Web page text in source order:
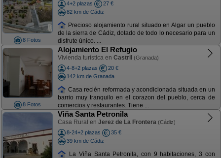
8 Fotos
4+2 plazas
27 €
82 km de Cádiz
Precioso alojamiento rural situado en Algar un pueblo
de la sierra de Cádiz, dotado de todo lo necesario para un
disfrute único. ...
8 Fotos
Alojamiento El Refugio
Vivienda turística en Castril (Granada)
4-8+2 plazas
20 €
142 km de Granada
Casa recién reformada y acondicionada situada en un
barrio muy tranquilo en el corazon del pueblo, cerca de
comercios y restaurantes. Tiene ...
Viña Santa Petronila
Casa Rural en Jerez de La Frontera (Cádiz)
8-24+2 plazas
35 €
39 km de Cádiz
La Viña Santa Petronila, con 9 habitaciones, 3 con